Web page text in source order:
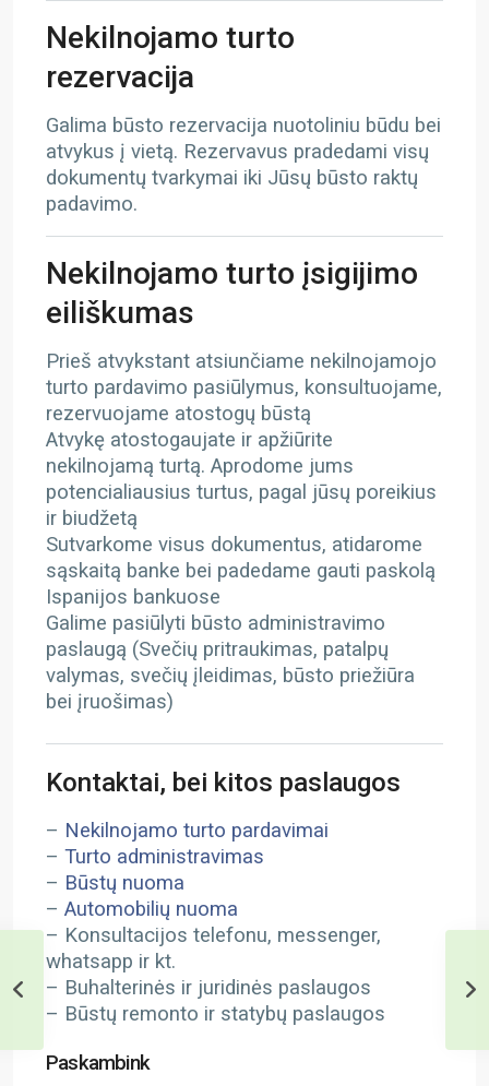
Nekilnojamo turto
rezervacija
Galima būsto rezervacija nuotoliniu būdu bei
atvykus į vietą. Rezervavus pradedami visų
dokumentų tvarkymai iki Jūsų būsto raktų
padavimo.
Nekilnojamo turto įsigijimo
eiliškumas
Prieš atvykstant atsiunčiame nekilnojamojo
turto pardavimo pasiūlymus, konsultuojame,
rezervuojame atostogų būstą
Atvykę atostogaujate ir apžiūrite
nekilnojamą turtą. Aprodome jums
potencialiausius turtus, pagal jūsų poreikius
ir biudžetą
Sutvarkome visus dokumentus, atidarome
sąskaitą banke bei padedame gauti paskolą
Ispanijos bankuose
Galime pasiūlyti būsto administravimo
paslaugą (Svečių pritraukimas, patalpų
valymas, svečių įleidimas, būsto priežiūra
bei įruošimas)
Kontaktai, bei kitos paslaugos
– Nekilnojamo turto pardavimai
– Turto administravimas
– Būstų nuoma
– Automobilių nuoma
– Konsultacijos telefonu, messenger,
whatsapp ir kt.
– Buhalterinės ir juridinės paslaugos
– Būstų remonto ir statybų paslaugos
Paskambink